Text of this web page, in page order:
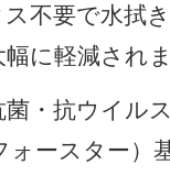
不要で水拭
に軽減され
・抗ウイル
ースター）